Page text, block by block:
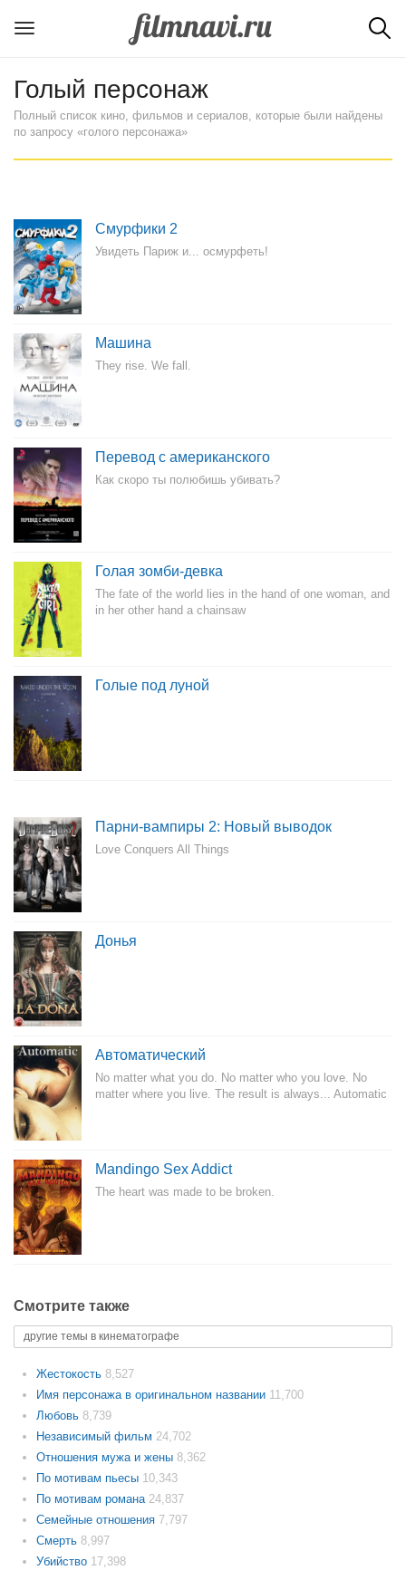
Голый персонаж
Полный список кино, фильмов и сериалов, которые были найдены
по запросу «голого персонажа»
Смурфики 2
Увидеть Париж и... осмурфеть!
Машина
They rise. We fall.
Перевод с американского
Как скоро ты полюбишь убивать?
Голая зомби-девка
The fate of the world lies in the hand of one woman, and
in her other hand a chainsaw
Голые под луной
Парни-вампиры 2: Новый выводок
Love Conquers All Things
Донья
Автоматический
No matter what you do. No matter who you love. No
matter where you live. The result is always... Automatic
Mandingo Sex Addict
The heart was made to be broken.
Смотрите также
другие темы в кинематографе
Жестокость 8,527
Имя персонажа в оригинальном названии 11,700
Любовь 8,739
Независимый фильм 24,702
Отношения мужа и жены 8,362
По мотивам пьесы 10,343
По мотивам романа 24,837
Семейные отношения 7,797
Смерть 8,997
Убийство 17,398